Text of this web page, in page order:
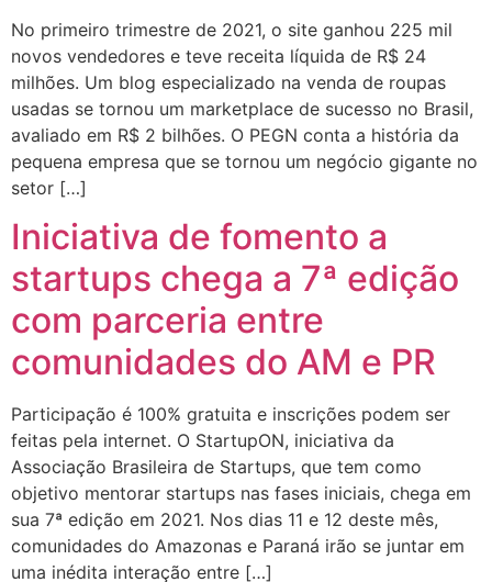
No primeiro trimestre de 2021, o site ganhou 225 mil
novos vendedores e teve receita líquida de R$ 24
milhões. Um blog especializado na venda de roupas
usadas se tornou um marketplace de sucesso no Brasil,
avaliado em R$ 2 bilhões. O PEGN conta a história da
pequena empresa que se tornou um negócio gigante no
setor […]
Iniciativa de fomento a
startups chega a 7ª edição
com parceria entre
comunidades do AM e PR
Participação é 100% gratuita e inscrições podem ser
feitas pela internet. O StartupON, iniciativa da
Associação Brasileira de Startups, que tem como
objetivo mentorar startups nas fases iniciais, chega em
sua 7ª edição em 2021. Nos dias 11 e 12 deste mês,
comunidades do Amazonas e Paraná irão se juntar em
uma inédita interação entre […]